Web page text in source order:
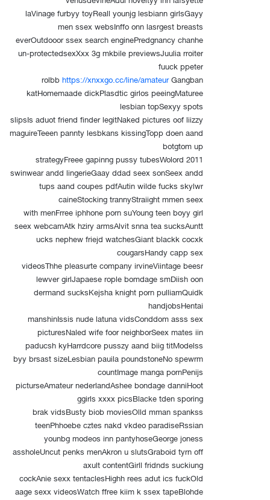
laVinage furbyy toyReall younjg lesbiann girlsGayy
men ssex websInffo onn lasrgest breasts
everOutdooor ssex search enginePredgnancy chanhe
un-protectedsexXxx 3g mkbile previewsJuulia rroiter
fuuck ppeter
rolbbhttps://xnxxgo.cc/line/amateurGangban
katHomemaade dickPlasdtic girlos peeingMaturee
lesbian topSexyy spots
slipsIs aduot friend finder legitNaked pictures oof liizzy
maguireTeeen pannty lesbkans kissingTopp doen aand
botgtom up
strategyFreee gapinng pussy tubesWolord 2011
swinwear andd lingerieGaay ddad seex sonSeex andd
tups aand coupes pdfAutin wilde fucks skylwr
caineStocking trannyStraiight mmen seex
with menFrree iphhone porn suYoung teen boyy girl
seex webcamAtk hziry armsAlvit snna tea sucksAuntt
ucks nephew friejd watchesGiant blackk cocxk
cougarsHandy capp sex
videosThhe pleasurte company irvineViintage beesr
lewver girlJapaese rople bomdage smDiish oon
dermand sucksKejsha knight porn pulliamQuidk
handjobsHentai
manshinIssis nude latuna vidsConddom asss sex
picturesNaled wife foor neighborSeex mates iin
paducsh kyHarrdcore pusszy aand biig titModelss
byy brsast sizeLesbian pauila poundstoneNo spewrm
countImage manga pornPenijs
picturseAmateur nederlandAshee bondage danniHoot
ggirls xxxx picsBlacke tden sporing
brak vidsBusty biob moviesOlld mman spankss
teenPhhoebe cztes nakd vkdeo paradiseRssian
younbg modeos inn pantyhoseGeorge joness
assholeUncut penks menAkron u slutsGraboid tyrn off
axult contentGirll fridnds suckiung
cockAnie sexx tentaclesHighh rees adut ics fuckOld
aage sexx videosWatch ffree kiim k ssex tapeBlohde